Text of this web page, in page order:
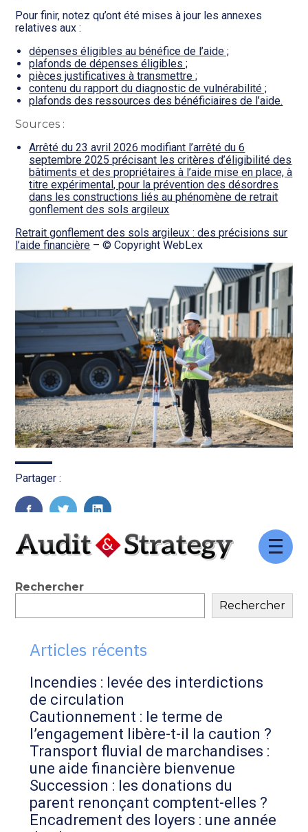
Aller
Pour finir, notez qu’ont été mises à jour les annexes
relatives aux :
dépenses éligibles au bénéfice de l’aide ;
plafonds de dépenses éligibles ;
pièces justificatives à transmettre ;
contenu du rapport du diagnostic de vulnérabilité ;
plafonds des ressources des bénéficiaires de l’aide.
Sources :
Arrêté du 23 avril 2026 modifiant l’arrêté du 6
septembre 2025 précisant les critères d’éligibilité des
bâtiments et des propriétaires à l’aide mise en place, à
titre expérimental, pour la prévention des désordres
dans les constructions liés au phénomène de retrait
gonflement des sols argileux
Retrait gonflement des sols argileux : des précisions sur
l’aide financière – © Copyright WebLex
Partager :
Blog
sidebar
Rechercher
Rechercher
Articles récents
Incendies : levée des interdictions
de circulation
Cautionnement : le terme de
l’engagement libère-t-il la caution ?
Transport fluvial de marchandises :
une aide financière bienvenue
Succession : les donations du
parent renonçant comptent-elles ?
Encadrement des loyers : une année